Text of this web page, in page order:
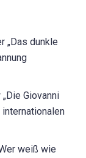
„Das dunkle
Giovanni
weiß wie